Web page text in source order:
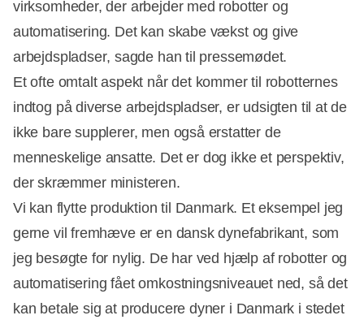
virksomheder, der arbejder med robotter og
automatisering. Det kan skabe vækst og give
arbejdspladser, sagde han til pressemødet.
Et ofte omtalt aspekt når det kommer til robotternes
indtog på diverse arbejdspladser, er udsigten til at de
ikke bare supplerer, men også erstatter de
menneskelige ansatte. Det er dog ikke et perspektiv,
der skræmmer ministeren.
Vi kan flytte produktion til Danmark. Et eksempel jeg
gerne vil fremhæve er en dansk dynefabrikant, som
jeg besøgte for nylig. De har ved hjælp af robotter og
automatisering fået omkostningsniveauet ned, så det
kan betale sig at producere dyner i Danmark i stedet